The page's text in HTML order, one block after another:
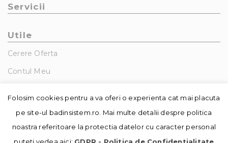
Servicii
Utile
Cerere Oferta
Contul Meu
Folosim cookies pentru a va oferi o experienta cat mai placuta
pe site-ul badinsistem.ro. Mai multe detalii despre politica
noastra referitoare la protectia datelor cu caracter personal
puteti vedea aici: GDPR - Politica de Confidentialitate